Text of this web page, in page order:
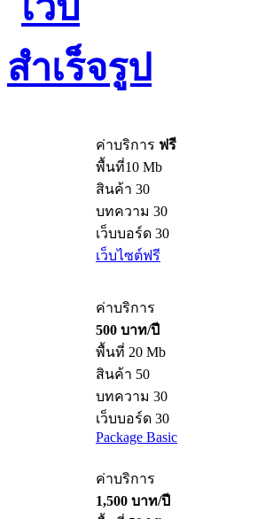
ค่าบริการ ฟรี
พื้นที่10 Mb
สินค้า 30
บทความ 30
เว็บบอร์ด 30
เว็บไซต์ฟรี
ค่าบริการ
500 บาท/ปี
พื้นที่ 20 Mb
สินค้า 50
บทความ 30
เว็บบอร์ด 30
Package Basic
ค่าบริการ
1,500 บาท/ปี